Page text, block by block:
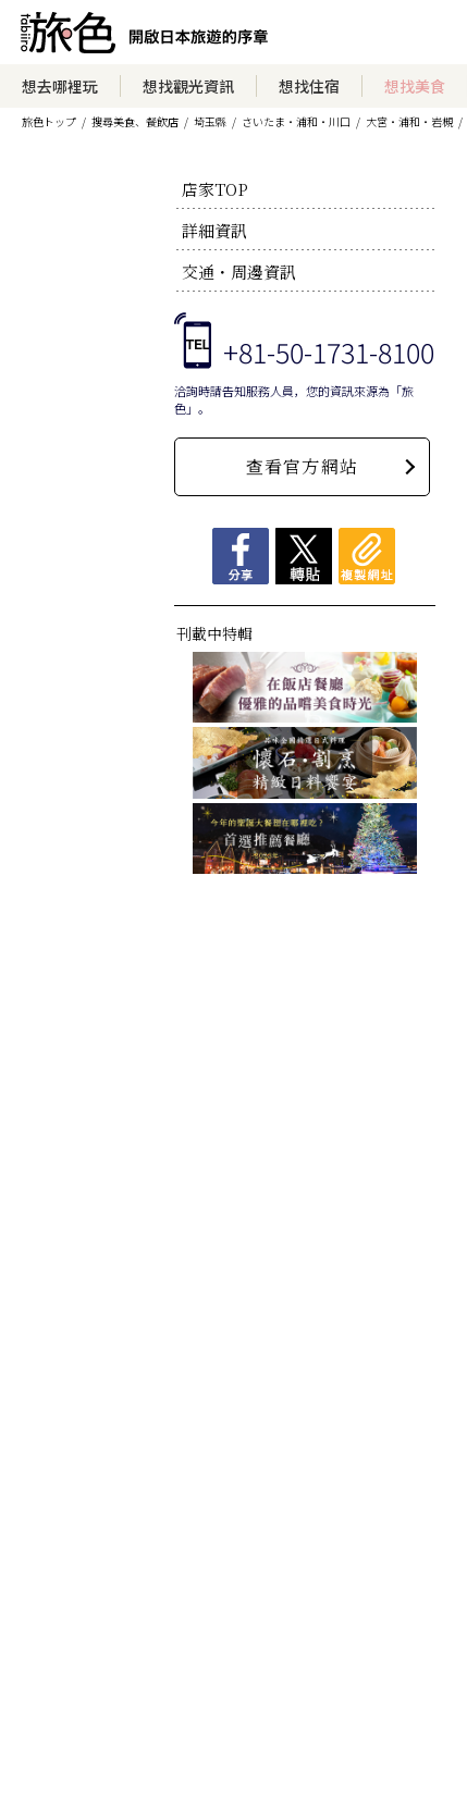
想去哪裡玩 想找觀光資訊 想找住宿 想找美食
旅色トップ 搜尋美食、餐飲店 埼玉縣 さいたま・浦和・川口 大宮・浦和・岩槻
店家TOP
詳細資訊
交通・周邊資訊
+81-50-1731-8100
洽詢時請告知服務人員，您的資訊來源為「旅
色」。
查看官方網站
刊載中特輯